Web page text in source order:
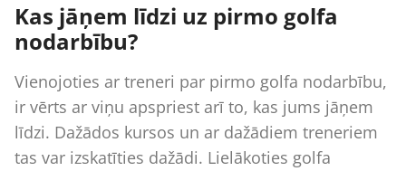
Kas jāņem līdzi uz pirmo golfa
nodarbību?
Vienojoties ar treneri par pirmo golfa nodarbību,
ir vērts ar viņu apspriest arī to, kas jums jāņem
līdzi. Dažādos kursos un ar dažādiem treneriem
tas var izskatīties dažādi. Lielākoties golfa